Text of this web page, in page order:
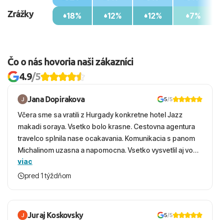
Zrážky
18%
12%
12%
7%
Čo o nás hovoria naši zákazníci
4.9/5
Jana Dopirakova 5/5
Včera sme sa vratili z Hurgady konkretne hotel Jazz
makadi soraya. Vsetko bolo krasne. Cestovna agentura
travelco splnila nase ocakavania. Komunikacia s panom
Michalinom uzasna a napomocna. Vsetko vysvetlil aj vo
vecernych hodinach zaco sa ospravedlnujem. Hotel
krasny, cisty. Sluzby top. Strava, prostredie, more,
viac
pred 1 týždňom
Juraj Koskovsky 5/5